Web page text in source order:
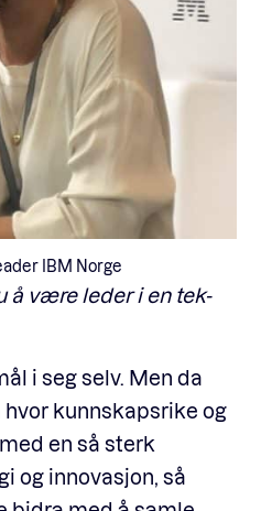
IBM Norge
å være leder i en tek-
i seg selv. Men da
hvor kunnskapsrike og
en så sterk
og innovasjon, så